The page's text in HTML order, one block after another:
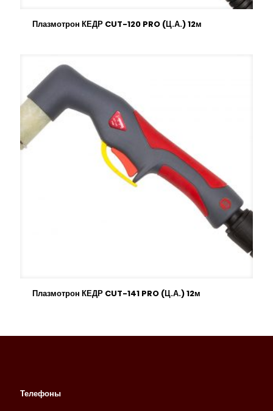
Плазмотрон КЕДР CUT-120 PRO (Ц.А.) 12м
Плазмотрон КЕДР CUT-141 PRO (Ц.А.) 12м
Телефоны